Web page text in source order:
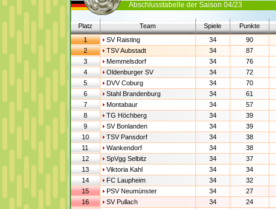
Abschlusstabelle der Saison 04/23
Platz Team Spiele Punkte
1
SV Raisting 34 90
2
TSV Aubstadt 34 87
3
Memmelsdorf 34 76
4
Oldenburger SV 34 72
5
DVV Coburg 34 70
6
Stahl Brandenburg 34 61
7
Montabaur 34 57
8
TG Höchberg 34 39
9
SV Bonlanden 34 39
10
TSV Pansdorf 34 38
11
Wankendorf 34 38
12
SpVgg Selbitz 34 37
13
Viktoria Kahl 34 34
14
FC Laupheim 34 32
15
PSV Neumünster 34 27
16
SV Pullach 34 24